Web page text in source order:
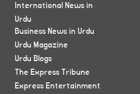
International News in
Urdu
Business News in Urdu
Urdu Magazine
Urdu Blogs
The Express Tribune
Express Entertainment